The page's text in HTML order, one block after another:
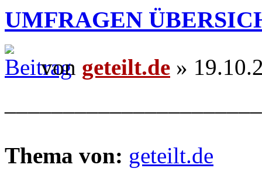
UMFRAGEN
von geteilt.de »
Thema von: geteilt.de